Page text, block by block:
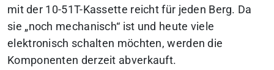
mit der 10-51T-Kassette reicht für jeden Berg. Da
sie „noch mechanisch“ ist und heute viele
elektronisch schalten möchten, werden die
Komponenten derzeit abverkauft.